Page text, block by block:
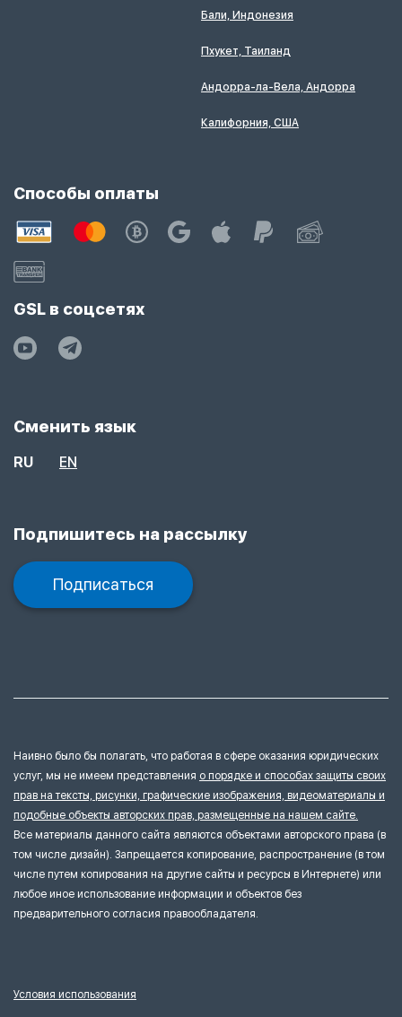
Бали, Индонезия
Пхукет, Таиланд
Андорра-ла-Вела, Андорра
Калифорния, США
Способы оплаты
GSL в соцсетях
Сменить язык
RU EN
Подпишитесь на рассылку
Подписаться
Наивно было бы полагать, что работая в сфере оказания юридических
услуг, мы не имеем представления о порядке и способах защиты своих
прав на тексты, рисунки, графические изображения, видеоматериалы и
подобные объекты авторских прав, размещенные на нашем сайте.
Все материалы данного сайта являются объектами авторского права (в
том числе дизайн). Запрещается копирование, распространение (в том
числе путем копирования на другие сайты и ресурсы в Интернете) или
любое иное использование информации и объектов без
предварительного согласия правообладателя.
Условия использования